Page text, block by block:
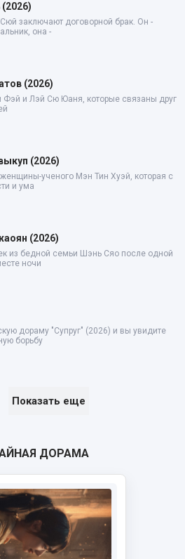
заключают договорной брак. Он -
она -
(2026)
Фэй и Лэй Сю Юаня, которые связаны друг
(2026)
ученого Мэн Тин Хуэй, которая с
и ума
(2026)
из бедной семьи Шэнь Сяо после одной
ночи
дораму "Супруг" (2026) и вы увидите
борьбу
Показать еще
ДОРАМА